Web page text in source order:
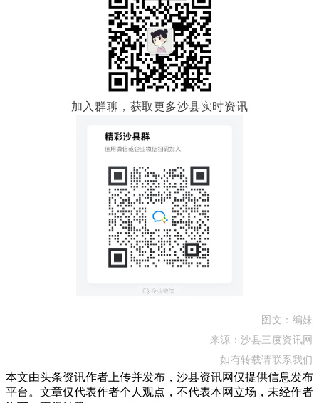
加入群聊，获取更多沙县实时资讯
图文：编妹
来源：沙县三度资讯网
如有转载请联系我们
本文由头条资讯作者上传并发布，沙县资讯网仅提供信息发布
平台。文章仅代表作者个人观点，不代表本网立场，未经作者